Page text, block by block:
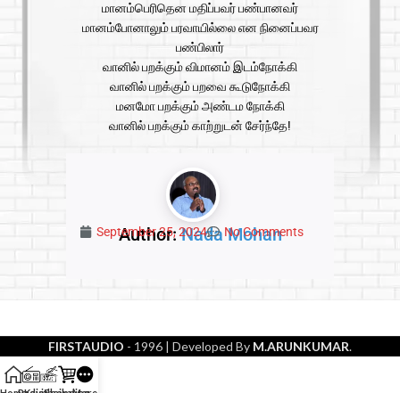
மானம்பெரிதென மதிப்பவர் பண்பானவர்
மானம்போனாலும் பரவாயில்லை என நினைப்பவர
பண்பிலார்
வானில் பறக்கும் விமானம் இடம்நோக்கி
வானில் பறக்கும் பறவை கூடுநோக்கி
மனமோ பறக்கும் அண்டம நோக்கி
வானில் பறக்கும் காற்றுடன் சேர்ந்தே!
Author:Nada Mohan
September 25, 2024 No Comments
FIRSTAUDIO - 1996 | Developed By M.ARUNKUMAR.